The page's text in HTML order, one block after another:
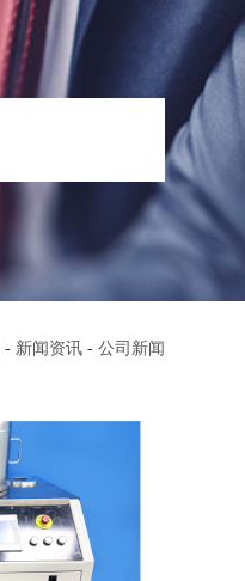
- 新闻资讯 - 公司新闻